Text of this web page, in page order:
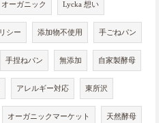
オーガニック Lycka 想い
シー 添加物不使用 手ごねパン
手捏ねパン 無添加 自家製酵母
アレルギー対応 東所沢
オーガニックマーケット 天然酵母